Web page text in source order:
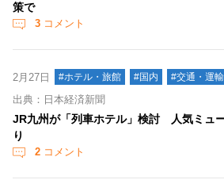
策で
3 コメント
2月27日 #ホテル・旅館 #国内 #交通・運輸
出典：日本経済新聞
JR九州が「列車ホテル」検討 人気ミュ
り
2 コメント